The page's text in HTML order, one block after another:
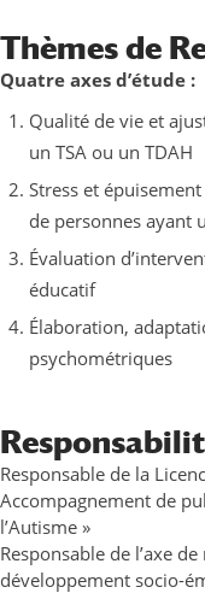
Thèmes de
Quatre axes d’étude :
Qualité de vie et
un TSA ou un TDAH
Stress et
de personnes ayant
Évaluation
éducatif
Élaboration,
psychométriques
Responsable de la
Accompagnement de
l’Autisme »
Responsable de l’axe
développement socio-